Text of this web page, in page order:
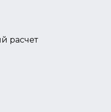
расчет